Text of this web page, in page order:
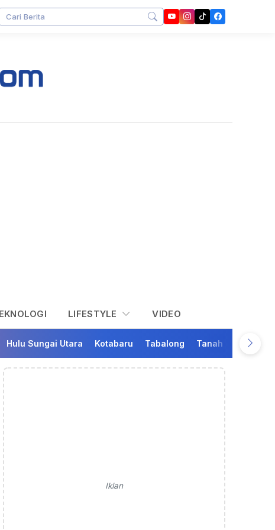
LIFESTYLE VIDEO
Hulu Sungai Utara Kotabaru Tabalong Tanah Bumbu
Iklan